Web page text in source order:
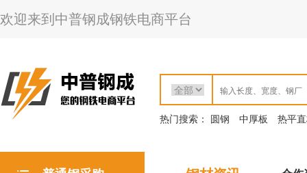
欢迎来到中普钢成钢铁电商平台
热门搜索： 圆钢 中厚板 热平